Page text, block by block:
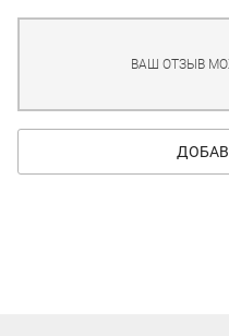
ВАШ ОТЗЫВ